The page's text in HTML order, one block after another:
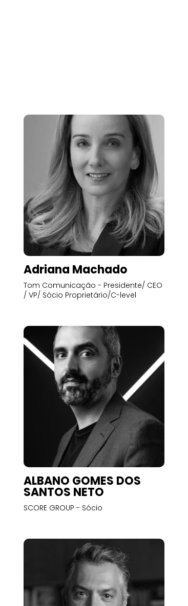
Adriana Machado
Tom Comunicação - Presidente/ CEO
/ VP/ Sócio Proprietário/C-level
ALBANO GOMES DOS
SANTOS NETO
SCORE GROUP - Sócio